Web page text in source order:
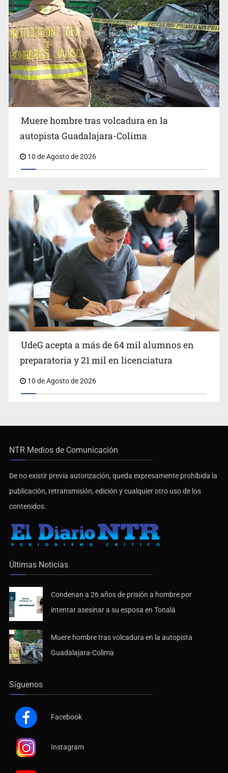
Condenan a 26 años de prisión a hombre por intentar
Muere hombre tras volcadura en la
autopista Guadalajara-Colima
10 de Agosto de 2026
UdeG acepta a más de 64 mil alumnos en
preparatoria y 21 mil en licenciatura
10 de Agosto de 2026
NTR Medios de Comunicación
De no existir previa autorización, queda expresamente prohibida la
publicación, retransmisión, edición y cualquier otro uso de los
contenidos.
Últimas Noticias
Condenan a 26 años de prisión a hombre por
intentar asesinar a su esposa en Tonalá
Muere hombre tras volcadura en la autopista
Guadalajara-Colima
Síguenos
Facebook
Instagram